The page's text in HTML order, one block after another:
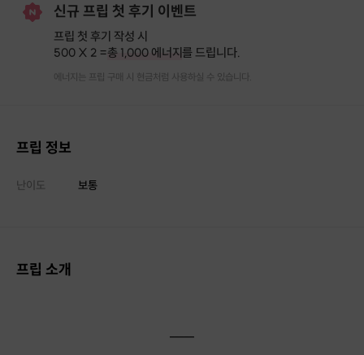
신규 프립 첫 후기 이벤트
프립 첫 후기 작성 시
500 X 2 =총 1,000 에너지를 드립니다.
에너지는 프립 구매 시 현금처럼 사용하실 수 있습니다.
프립 정보
난이도 보통
프립 소개
-----